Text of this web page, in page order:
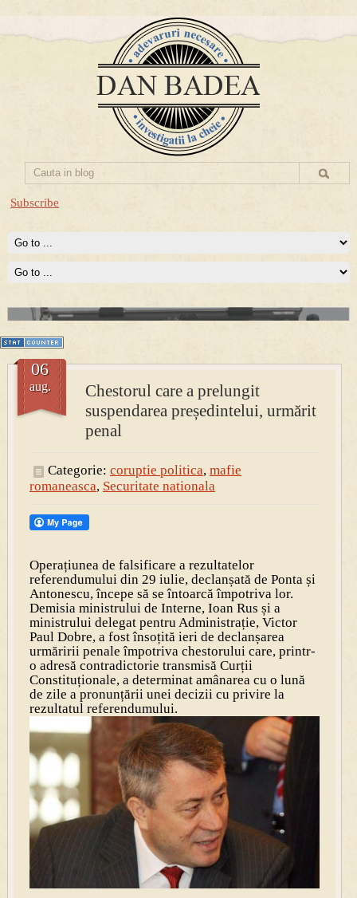
Subscribe
PRESA
Permise pentru vânătoarea de porci în costume, cu gulere albe
Prima mea carte publicata (Nemira)
Averea Presedintelui: prima lucrare despre controversatele
conturi secrete ale Securitatii.
Chestorul care a prelungit
suspendarea președintelui, urmărit
penal
06
aug.
Categorie: coruptie politica, mafie
romaneasca, Securitate nationala
Operațiunea de falsificare a rezultatelor
referendumului din 29 iulie, declanșată de Ponta și
Antonescu, începe să se întoarcă împotriva lor.
Demisia ministrului de Interne, Ioan Rus și a
ministrului delegat pentru Administrație, Victor
Paul Dobre, a fost însoțită ieri de declanșarea
urmăririi penale împotriva chestorului care, printr-
o adresă contradictorie transmisă Curții
Constituționale, a determinat amânarea cu o lună
de zile a pronunțării unei decizii cu privire la
rezultatul referendumului.